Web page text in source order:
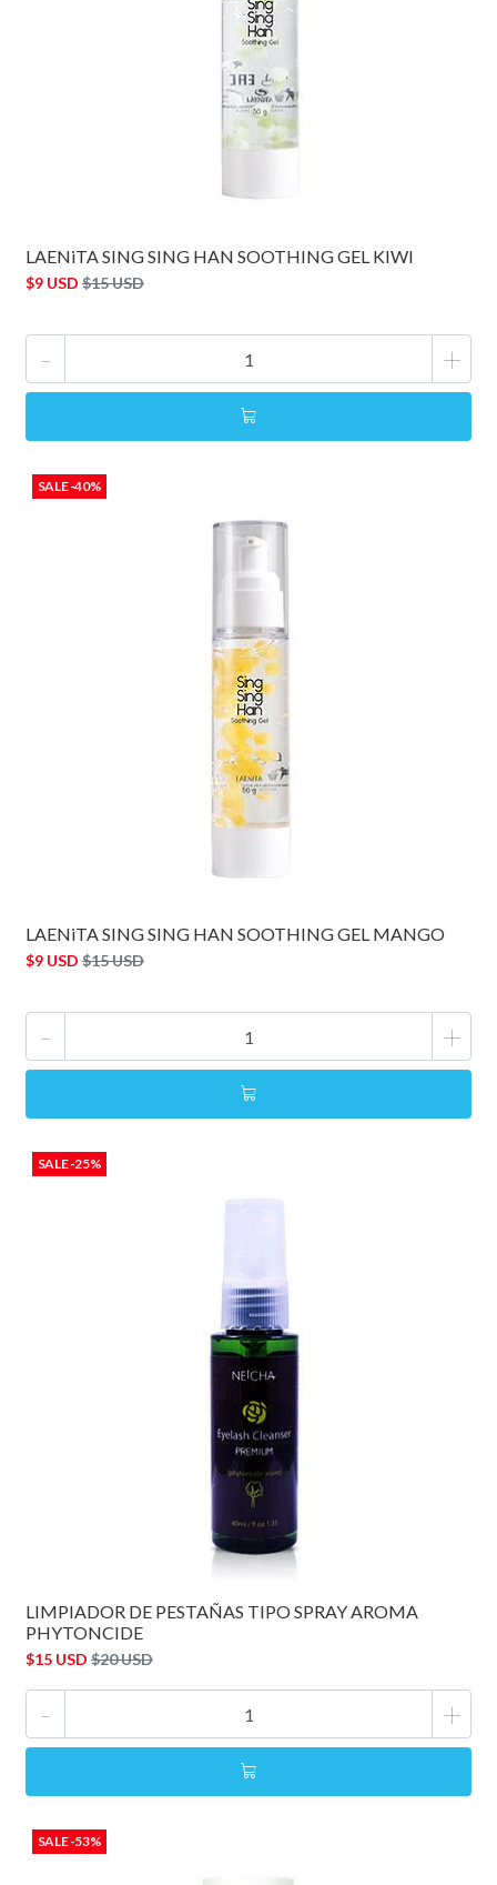
LAENiTA SING SING HAN SOOTHING GEL KIWI
$9 USD $15 USD
- +
SALE -40%
LAENiTA SING SING HAN SOOTHING GEL MANGO
$9 USD $15 USD
- +
SALE -25%
LIMPIADOR DE PESTAÑAS TIPO SPRAY AROMA
PHYTONCIDE
$15 USD $20 USD
- +
SALE -53%